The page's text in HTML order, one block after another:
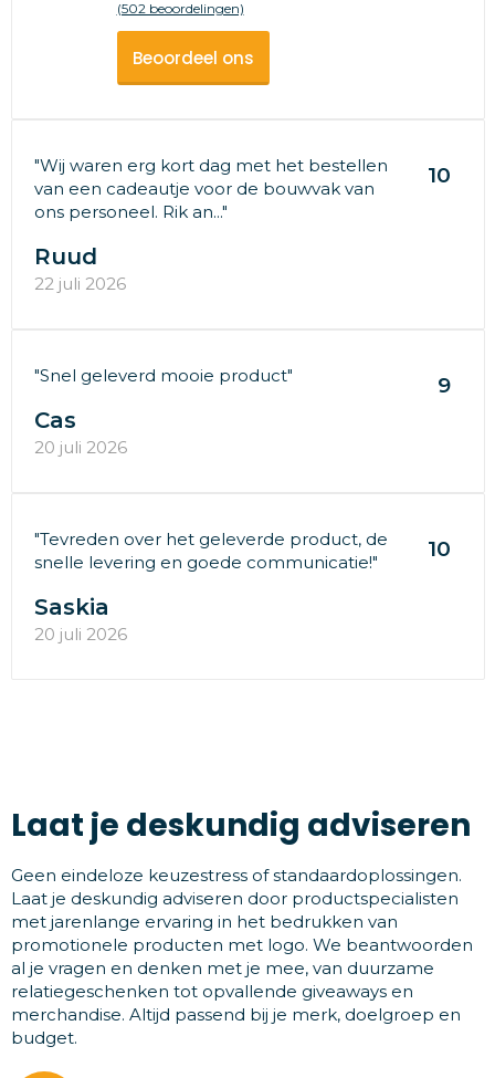
(502 beoordelingen)
Beoordeel ons
"Wij waren erg kort dag met het bestellen
van een cadeautje voor de bouwvak van
ons personeel. Rik an..."
10
Ruud
22 juli 2026
"Snel geleverd mooie product" 9
Cas
20 juli 2026
"Tevreden over het geleverde product, de
snelle levering en goede communicatie!"
10
Saskia
20 juli 2026
Laat je deskundig adviseren
Geen eindeloze keuzestress of standaardoplossingen.
Laat je deskundig adviseren door productspecialisten
met jarenlange ervaring in het bedrukken van
promotionele producten met logo. We beantwoorden
al je vragen en denken met je mee, van duurzame
relatiegeschenken tot opvallende giveaways en
merchandise. Altijd passend bij je merk, doelgroep en
budget.